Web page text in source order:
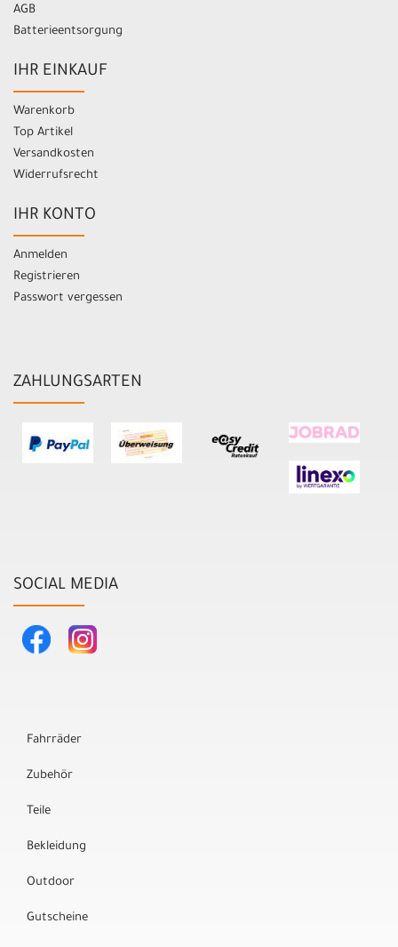
AGB
Batterieentsorgung
IHR EINKAUF
Warenkorb
Top Artikel
Versandkosten
Widerrufsrecht
IHR KONTO
Anmelden
Registrieren
Passwort vergessen
ZAHLUNGSARTEN
SOCIAL MEDIA
Fahrräder
Zubehör
Teile
Bekleidung
Outdoor
Gutscheine